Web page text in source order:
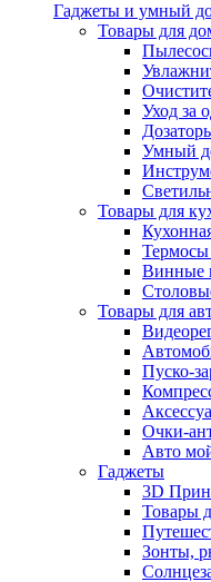
Гаджеты и умный
Товары для
Уход за
Умный
Товары для
Винные
Товары для
Пуско-
Очки-
Авто
Гаджеты
3D
Товары
Зонты,